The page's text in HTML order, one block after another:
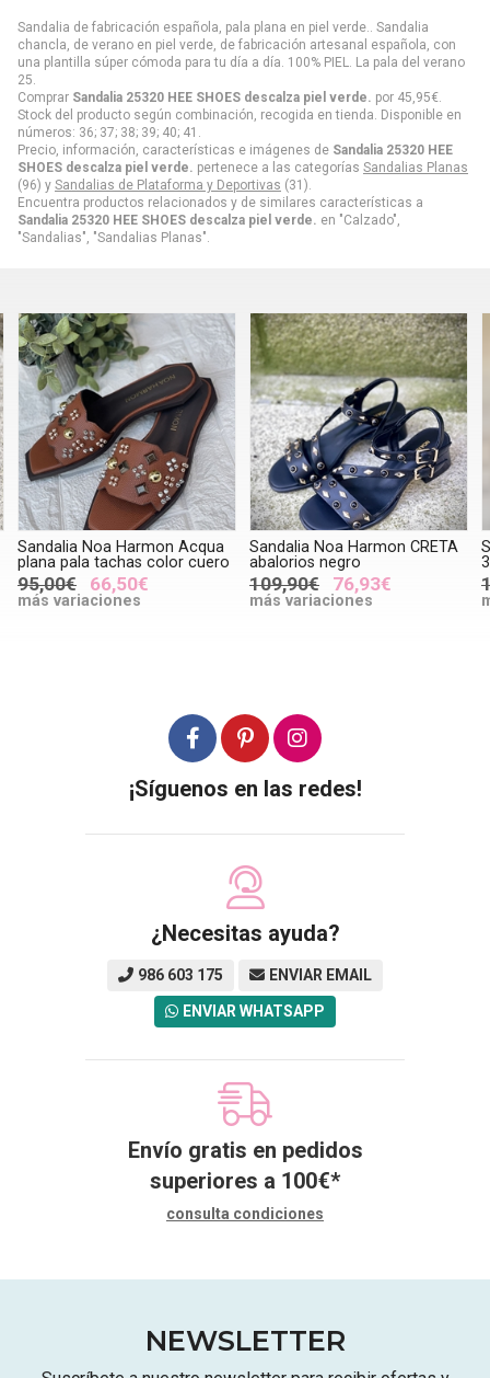
Sandalia de fabricación española, pala plana en piel verde.. Sandalia
chancla, de verano en piel verde, de fabricación artesanal española, con
una plantilla súper cómoda para tu día a día. 100% PIEL. La pala del verano
25.
Comprar Sandalia 25320 HEE SHOES descalza piel verde. por 45,95€
Stock del producto según combinación, recogida en tienda. Disponible en
números: 36; 37; 38; 39; 40; 41.
Precio, información, características e imágenes de Sandalia 25320 HEE
SHOES descalza piel verde. pertenece a las categorías Sandalias Planas
(96) y Sandalias de Plataforma y Deportivas (31).
Encuentra productos relacionados y de similares características a
Sandalia 25320 HEE SHOES descalza piel verde. en "Calzado",
"Sandalias", "Sandalias Planas".
Sandalia Noa Harmon Acqua
plana pala tachas color cuero
95,00€ 66,50€
más variaciones
Sandalia Noa Harmon CRETA
abalorios negro
109,90€ 76,93€
más variaciones
¡Síguenos en las redes!
¿Necesitas ayuda?
986 603 175 ENVIAR EMAIL
ENVIAR WHATSAPP
Envío gratis en pedidos
superiores a 100€*
consulta condiciones
NEWSLETTER